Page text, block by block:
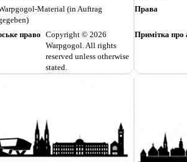
Material (in Auftrag
право Copyright © 2026
Warpgogol. All rights
reserved unless otherwise
stated.
Права
Примітка про